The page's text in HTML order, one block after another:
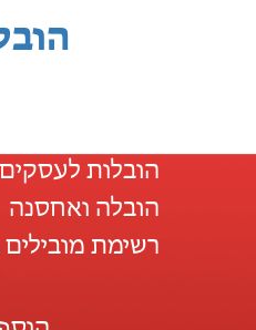
הובלות לעסקים
הובלה ואחסנה
רשימת